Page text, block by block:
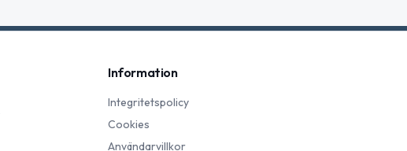
Information
Integritetspolicy
Cookies
Användarvillkor